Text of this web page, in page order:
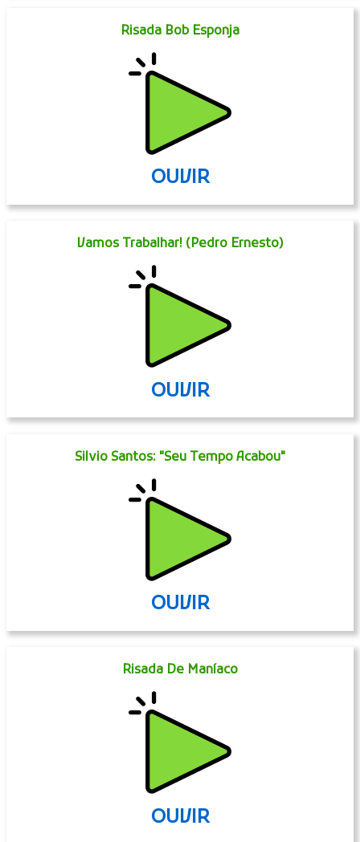
Risada Bob Esponja
OUVIR
Vamos Trabalhar! (Pedro Ernesto)
OUVIR
Silvio Santos: "Seu Tempo Acabou"
OUVIR
Risada De Maníaco
OUVIR